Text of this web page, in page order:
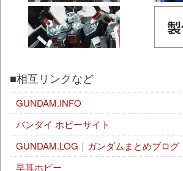
■相互リンクなど
GUNDAM.INFO
バンダイ ホビーサイト
GUNDAM.LOG｜ガンダムまとめブログ
早耳ホビー